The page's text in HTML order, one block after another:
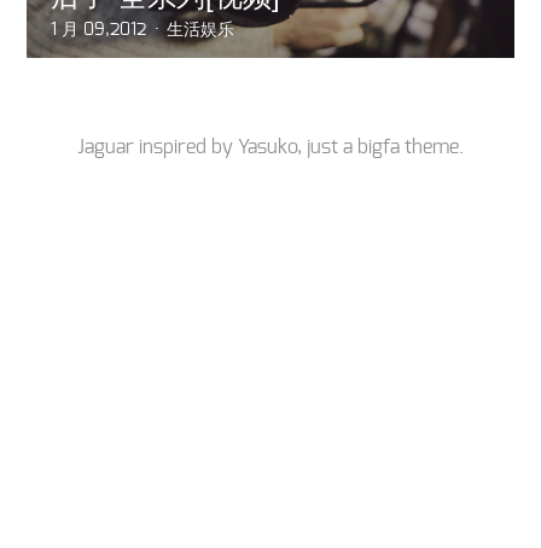
1 月 09,2012 生活娱乐
Jaguar inspired by Yasuko, just a bigfa theme.